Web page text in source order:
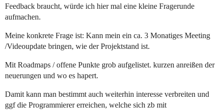
Feedback braucht, würde ich hier mal eine kleine Fragerunde
aufmachen.
Meine konkrete Frage ist: Kann mein ein ca. 3 Monatiges Meeting
/Videoupdate bringen, wie der Projektstand ist.
Mit Roadmaps / offene Punkte grob aufgelistet. kurzen anreißen der
neuerungen und wo es hapert.
Damit kann man bestimmt auch weiterhin interesse verbreiten und
ggf die Programmierer erreichen, welche sich zb mit